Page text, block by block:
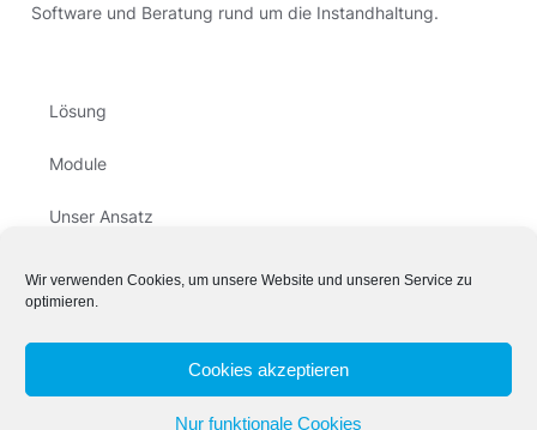
Wir verwenden Cookies, um unsere Website und unseren Service zu
optimieren.
Cookies akzeptieren
Nur funktionale Cookies
Software und Beratung rund um die Instandhaltung.
Lösung
Module
Unser Ansatz